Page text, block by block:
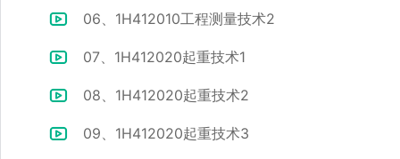
06、1H412010工程测量技术2
07、1H412020起重技术1
08、1H412020起重技术2
09、1H412020起重技术3